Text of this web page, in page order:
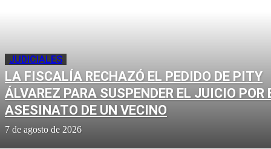
JUDICIALES
LA FISCALÍA RECHAZÓ EL PEDIDO DE PITY
ÁLVAREZ PARA SUSPENDER EL JUICIO POR
ASESINATO DE UN VECINO
7 de agosto de 2026